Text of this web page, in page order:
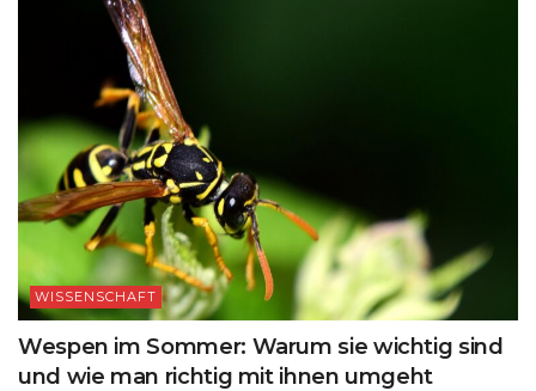
WISSENSCHAFT
Wespen im Sommer: Warum sie wichtig sind
und wie man richtig mit ihnen umgeht